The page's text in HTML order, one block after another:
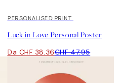
20%*
PERSONALISED PRINT
Luck in Love Personal Poster
Da CHF 38.36CHF 47.95